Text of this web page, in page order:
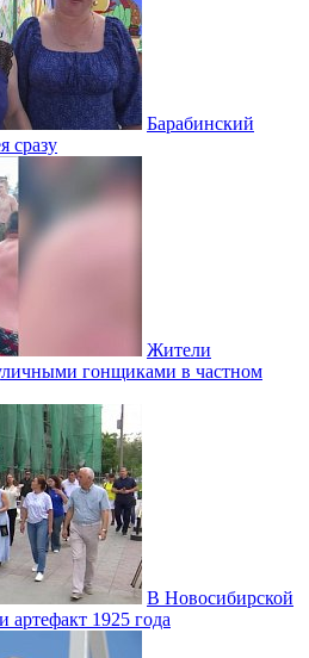
Барабинский
сразу
Жители
гонщиками в частном
В Новосибирской
артефакт 1925 года